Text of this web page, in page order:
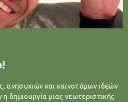
ανησυχιών και καινοτόμων ιδεών
δημιουργία μιας νεωτεριστικής